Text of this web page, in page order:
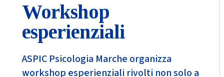
Workshop
esperienziali
ASPIC Psicologia Marche organizza
workshop esperienziali rivolti non solo a